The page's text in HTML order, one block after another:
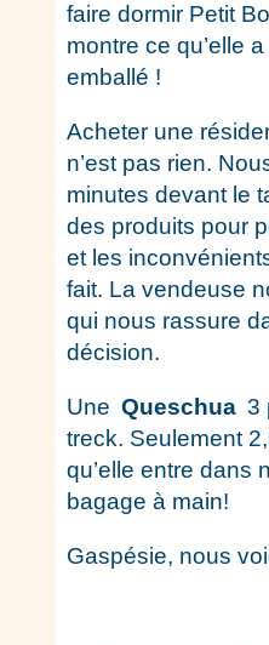
faire dormir Petit
montre ce qu’elle
emballé !
Acheter une
n’est pas rien.
minutes devant le
des produits pour
et les
fait. La vendeuse
qui nous rassure
décision.
Une Queschua 3
treck. Seulement
qu’elle entre dans
bagage à main!
Gaspésie, nous